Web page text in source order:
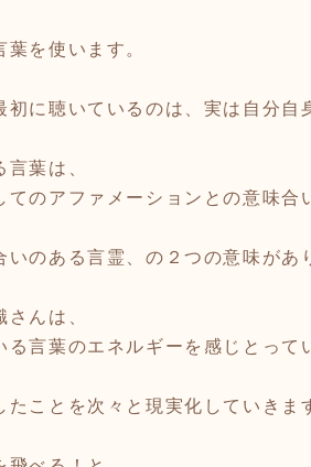
を使います。
初に聴いているのは、実は自分自
葉は、
のアファメーションとの意味合
のある言霊、の２つの意味があ
んは、
る言葉のエネルギーを感じとって
たことを次々と現実化していきま